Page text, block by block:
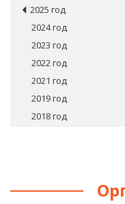
2025 год
2024 год
2023 год
2022 год
2021 год
2019 год
2018 год